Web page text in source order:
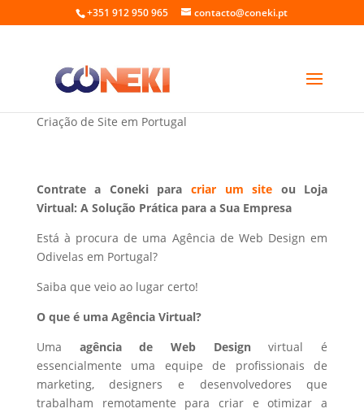
+351 912 950 965 contacto@coneki.pt
Web Design em Odivelas Portugal
Criação de Site em Portugal
Contrate a Coneki para criar um site ou Loja
Virtual: A Solução Prática para a Sua Empresa
Está à procura de uma Agência de Web Design em
Odivelas em Portugal?
Saiba que veio ao lugar certo!
O que é uma Agência Virtual?
Uma agência de Web Designvirtual é
essencialmente uma equipe de profissionais de
marketing, designers e desenvolvedores que
trabalham remotamente para criar e otimizar a